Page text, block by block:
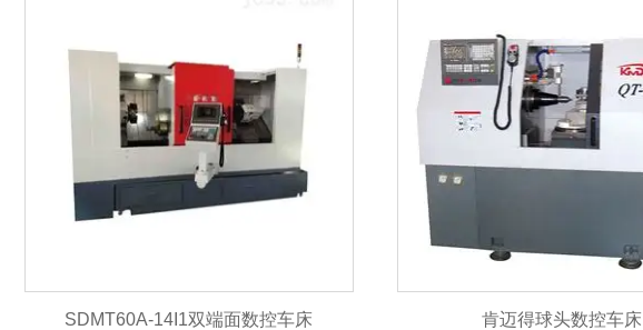
SDMT60A-14I1双端面数控车床 肯迈得球头数控车床